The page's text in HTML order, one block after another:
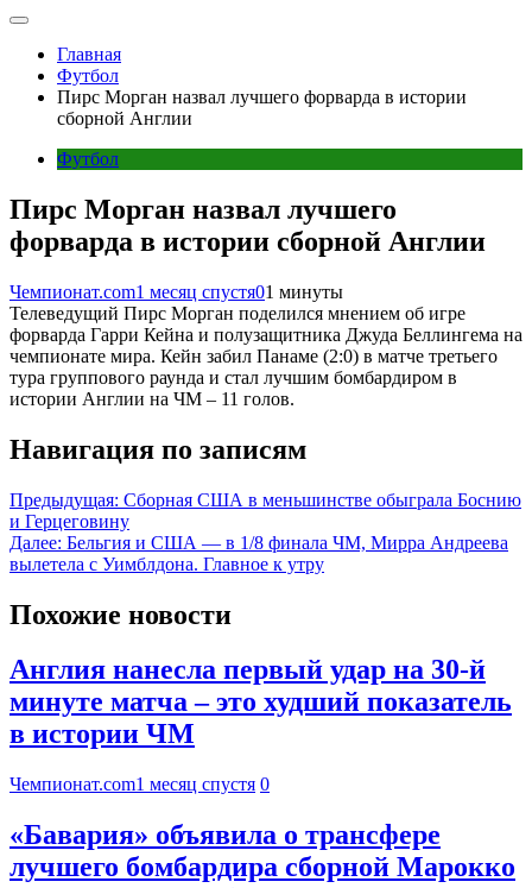
Главная
Футбол
Пирс Морган назвал лучшего форварда в истории
сборной Англии
Футбол
Пирс Морган назвал лучшего
форварда в истории сборной Англии
Чемпионат.com1 месяц спустя01 минуты
Телеведущий Пирс Морган поделился мнением об игре
форварда Гарри Кейна и полузащитника Джуда Беллингема на
чемпионате мира. Кейн забил Панаме (2:0) в матче третьего
тура группового раунда и стал лучшим бомбардиром в
истории Англии на ЧМ – 11 голов.
Навигация по записям
Предыдущая: Сборная США в меньшинстве обыграла Боснию
и Герцеговину
Далее: Бельгия и США — в 1/8 финала ЧМ, Мирра Андреева
вылетела с Уимблдона. Главное к утру
Похожие новости
Англия нанесла первый удар на 30-й
минуте матча – это худший показатель
в истории ЧМ
Чемпионат.com1 месяц спустя 0
«Бавария» объявила о трансфере
лучшего бомбардира сборной Марокко